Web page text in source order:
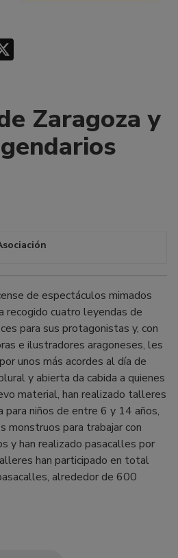
Zaragoza y
de espectáculos mimados
recogido cuatro leyendas de
para sus protagonistas y, con
e ilustradores aragoneses, les
unos más acordes al día de
y abierta da cabida a quienes
material, han realizado talleres
para niños de entre 6 y 14 años,
monstruos para trabajar con
y han realizado pasacalles por
han participado en total
alrededor de 600